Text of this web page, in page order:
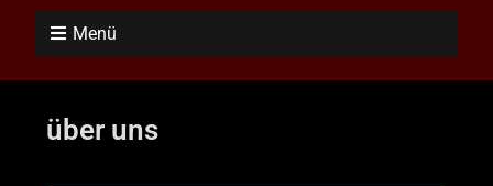
Menü
über uns